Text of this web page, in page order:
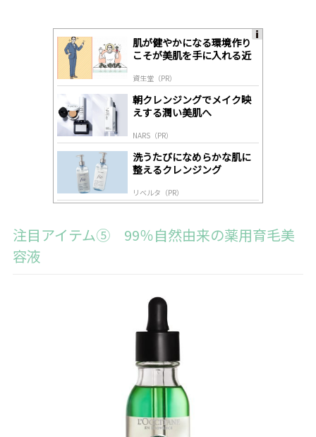
肌が健やかになる環境作り
こそが美肌を手に入れる近
資生堂（PR）
朝クレンジングでメイク映
えする潤い美肌へ
NARS（PR）
洗うたびになめらかな肌に
整えるクレンジング
リベルタ（PR）
注目アイテム⑤ 99％自然由来の薬用育毛美
容液